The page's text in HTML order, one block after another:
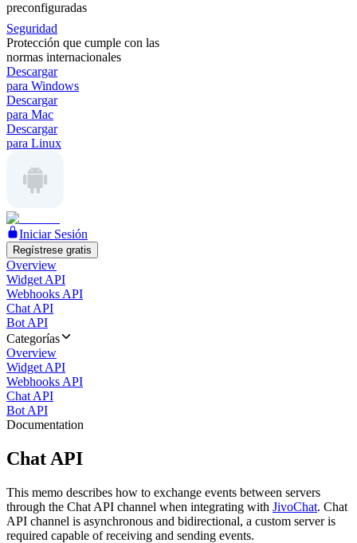
preconfiguradas
Seguridad
Protección que cumple con las
normas internacionales
Descargar
para Windows
Descargar
para Mac
Descargar
para Linux
Iniciar Sesión
Regístrese gratis
Overview
Widget API
Webhooks API
Chat API
Bot API
Categorías
Overview
Widget API
Webhooks API
Chat API
Bot API
Documentation
Chat API
This memo describes how to exchange events between servers
through the Chat API channel when integrating with JivoChat. Chat
API channel is asynchronous and bidirectional, a custom server is
required capable of receiving and sending events.